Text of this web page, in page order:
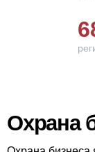
Охрана